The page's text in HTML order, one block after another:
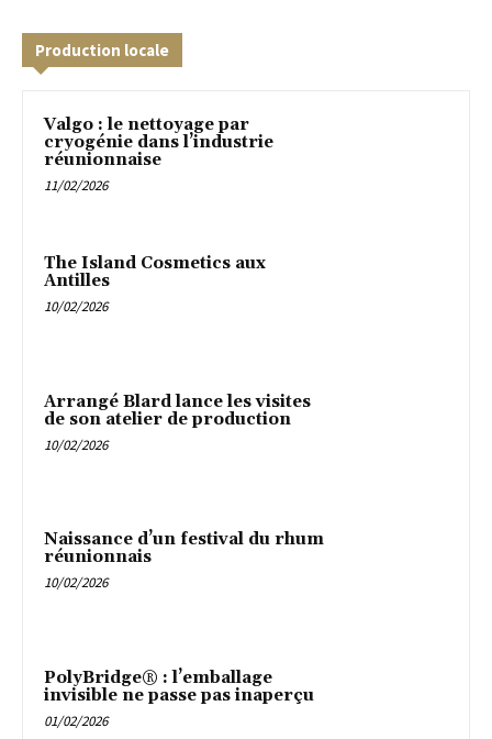
Production locale
Valgo : le nettoyage par
cryogénie dans l’industrie
réunionnaise
11/02/2026
The Island Cosmetics aux
Antilles
10/02/2026
Arrangé Blard lance les visites
de son atelier de production
10/02/2026
Naissance d’un festival du rhum
réunionnais
10/02/2026
PolyBridge® : l’emballage
invisible ne passe pas inaperçu
01/02/2026